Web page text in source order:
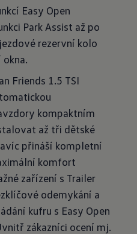
Easy Open
Park Assist až po
rezervní kolo
Friends 1.5 TSI
kompaktním
až tři dětské
přináší kompletní
komfort
zařízení s Trailer
odemykání a
kufru s Easy Open
zákazníci ocení mj.